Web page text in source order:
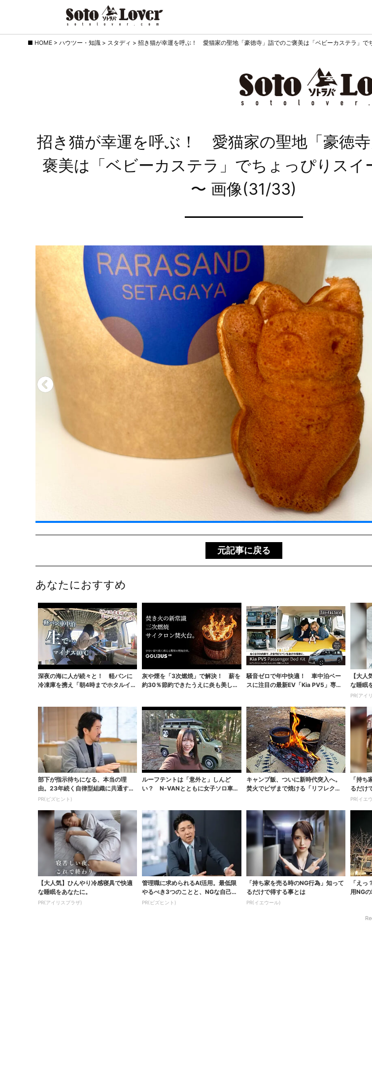
HOME > ハウツー・知識 > スタディ > 招き猫が幸運を呼ぶ！ 愛猫家の聖地「豪徳寺」詣でのご褒美は「ベビーカステラ」で
招き猫が幸運を呼ぶ！ 愛猫家の聖地「豪徳
褒美は「ベビーカステラ」でちょっぴりスイ
〜 画像(31/33)
元記事に戻る
あなたにおすすめ
深夜の海に人が続々と！ 軽バンに
冷凍庫を携え「朝4時までホタルイカ
灰や煙を「3次燃焼」で解決！ 薪を
約30％節約できたうえに炎も美しく
騒音ゼロで年中快適！ 車中泊ベー
スに注目の最新EV「Kia PV5」専用
【大
な睡眠
PR(アイ
部下が指示待ちになる、本当の理
由。23年続く自律型組織に共通する
「3つの要素」
PR(ビズヒント)
ルーフテントは「意外と」しんど
い？ N-VANとともに女子ソロ車中
キャンプ飯、ついに新時代突入へ。
焚火でピザまで焼ける「リフレクタ
「持
るだけ
PR(イエ
【大人気】ひんやり冷感寝具で快適
な睡眠をあなたに。
PR(アイリスプラザ)
管理職に求められるAI活用。最低限
やるべき3つのことと、NGな自己認
識
PR(ビズヒント)
「持ち家を売る時のNG行為」知って
るだけで得する事とは
PR(イエウール)
「えっ？ 聞いてないよ〜」じつ
用NG